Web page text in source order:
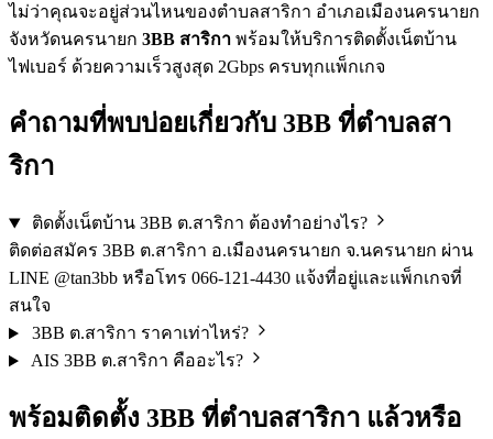
ไม่ว่าคุณจะอยู่ส่วนไหนของตำบลสาริกา อำเภอเมืองนครนายก
จังหวัดนครนายก 3BB สาริกา พร้อมให้บริการติดตั้งเน็ตบ้าน
ไฟเบอร์ ด้วยความเร็วสูงสุด 2Gbps ครบทุกแพ็กเกจ
คำถามที่พบบ่อยเกี่ยวกับ 3BB ที่ตำบลสา
ริกา
ติดตั้งเน็ตบ้าน 3BB ต.สาริกา ต้องทำอย่างไร?
ติดต่อสมัคร 3BB ต.สาริกา อ.เมืองนครนายก จ.นครนายก ผ่าน
LINE @tan3bb หรือโทร 066-121-4430 แจ้งที่อยู่และแพ็กเกจที่
สนใจ
3BB ต.สาริกา ราคาเท่าไหร่?
AIS 3BB ต.สาริกา คืออะไร?
พร้อมติดตั้ง 3BB ที่ตำบลสาริกา แล้วหรือ